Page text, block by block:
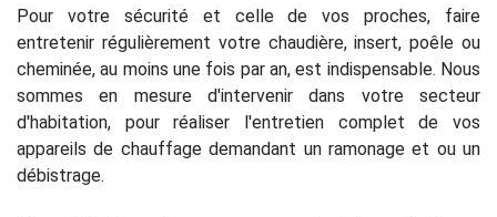
Pour votre sécurité et celle de vos proches, faire
entretenir régulièrement votre chaudière, insert, poêle ou
cheminée, au moins une fois par an, est indispensable. Nous
sommes en mesure d'intervenir dans votre secteur
d'habitation, pour réaliser l'entretien complet de vos
appareils de chauffage demandant un ramonage et ou un
débistrage.